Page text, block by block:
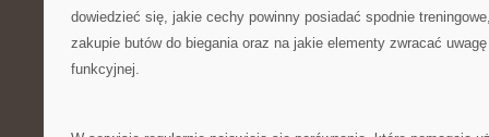
dowiedzieć się, jakie cechy powinny posiadać spodnie
zakupie butów do biegania oraz na jakie elementy zwracać
funkcyjnej.